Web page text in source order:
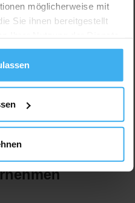
möglicherweise mit
Sie ihnen bereitgestellt
Anzeigen